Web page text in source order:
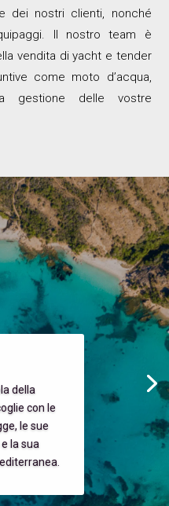
dei nostri clienti, nonché
Il nostro team è
vendita di yacht e tender
come moto d’acqua,
gestione delle vostre
della
con le
le sue
la sua